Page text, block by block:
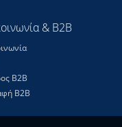
& B2B
Β2Β
Β2Β